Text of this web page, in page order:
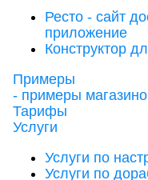
Ресто - сайт
приложение
Конструктор
Примеры
- примеры
Тарифы
Услуги
Услуги по
Услуги по